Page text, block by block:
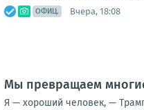
ОФИЦ. Вчера, 18:08
Мы превращаем
Я — хороший человек, —